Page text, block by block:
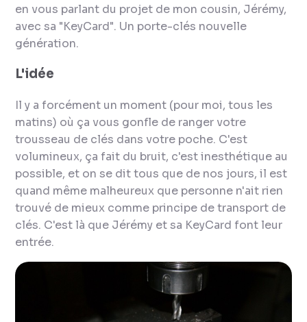
en vous parlant du projet de mon cousin, Jérémy,
avec sa "KeyCard". Un porte-clés nouvelle
génération.
L'idée
Il y a forcément un moment (pour moi, tous les
matins) où ça vous gonfle de ranger votre
trousseau de clés dans votre poche. C'est
volumineux, ça fait du bruit, c'est inesthétique au
possible, et on se dit tous que de nos jours, il est
quand même malheureux que personne n'ait rien
trouvé de mieux comme principe de transport de
clés. C'est là que Jérémy et sa KeyCard font leur
entrée.